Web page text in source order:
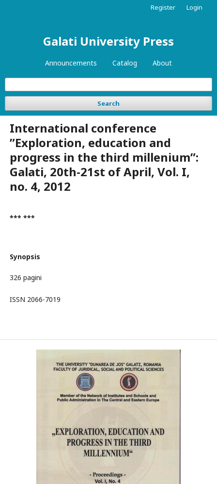
Galati University Press
Announcements Catalog About
Search
Register Login
International conference
”Exploration, education and
progress in the third millenium”:
Galati, 20th-21st of April, Vol. I,
no. 4, 2012
*** ***
Synopsis
326 pagini
ISSN 2066-7019